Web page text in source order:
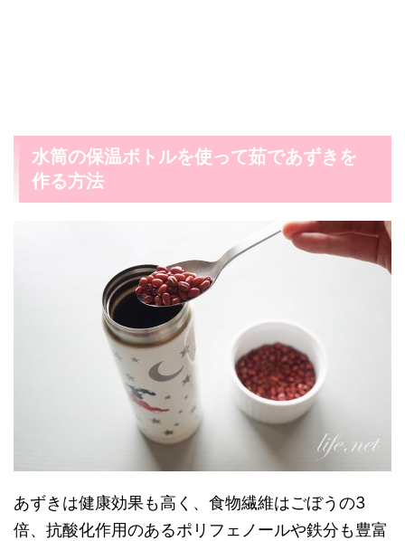
水筒の保温ボトルを使って茹であずきを
作る方法
あずきは健康効果も高く、食物繊維はごぼうの3
倍、抗酸化作用のあるポリフェノールや鉄分も豊富